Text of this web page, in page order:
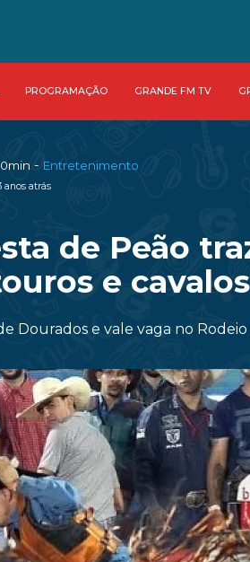
PROGRAMAÇÃO GRANDE FM TV
- Entretenimento
anos atrás
de Peão
e cavalos
e vale vaga no